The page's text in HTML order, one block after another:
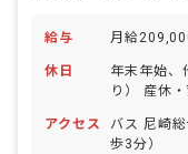
給与 月給
休日
年末年始、
り） 産休
または4週
アクセス
バス 尼崎
歩3分）